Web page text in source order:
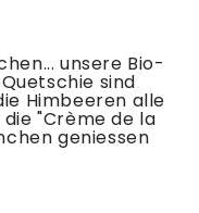
unsere Bio-
sind
Himbeeren alle
"Crème de la
geniessen